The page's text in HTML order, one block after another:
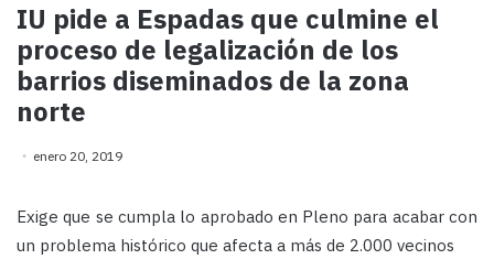
IU pide a Espadas que culmine el
proceso de legalización de los
barrios diseminados de la zona
norte
enero 20, 2019
Exige que se cumpla lo aprobado en Pleno para acabar con
un problema histórico que afecta a más de 2.000 vecinos